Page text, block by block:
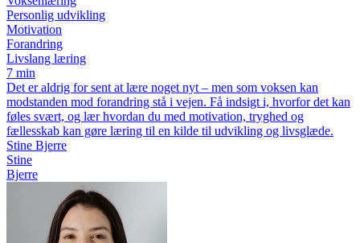
Personlig udvikling
Motivation
Forandring
Livslang læring
7 min
Det er aldrig for sent at lære noget nyt – men som voksen kan
modstanden mod forandring stå i vejen. Få indsigt i, hvorfor det kan
føles svært, og lær hvordan du med motivation, tryghed og
fællesskab kan gøre læring til en kilde til udvikling og livsglæde.
Stine Bjerre
Stine
Bjerre